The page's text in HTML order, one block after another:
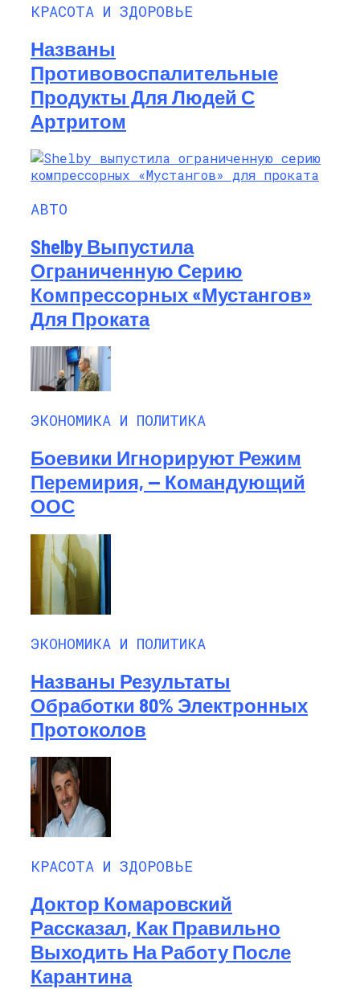
КРАСОТА И ЗДОРОВЬЕ
Названы
Противовоспалительные
Продукты Для Людей С
Артритом
АВТО
Shelby Выпустила
Ограниченную Серию
Компрессорных «Мустангов»
Для Проката
ЭКОНОМИКА И ПОЛИТИКА
Боевики Игнорируют Режим
Перемирия, — Командующий
ООС
ЭКОНОМИКА И ПОЛИТИКА
Названы Результаты
Обработки 80% Электронных
Протоколов
КРАСОТА И ЗДОРОВЬЕ
Доктор Комаровский
Рассказал, Как Правильно
Выходить На Работу После
Карантина